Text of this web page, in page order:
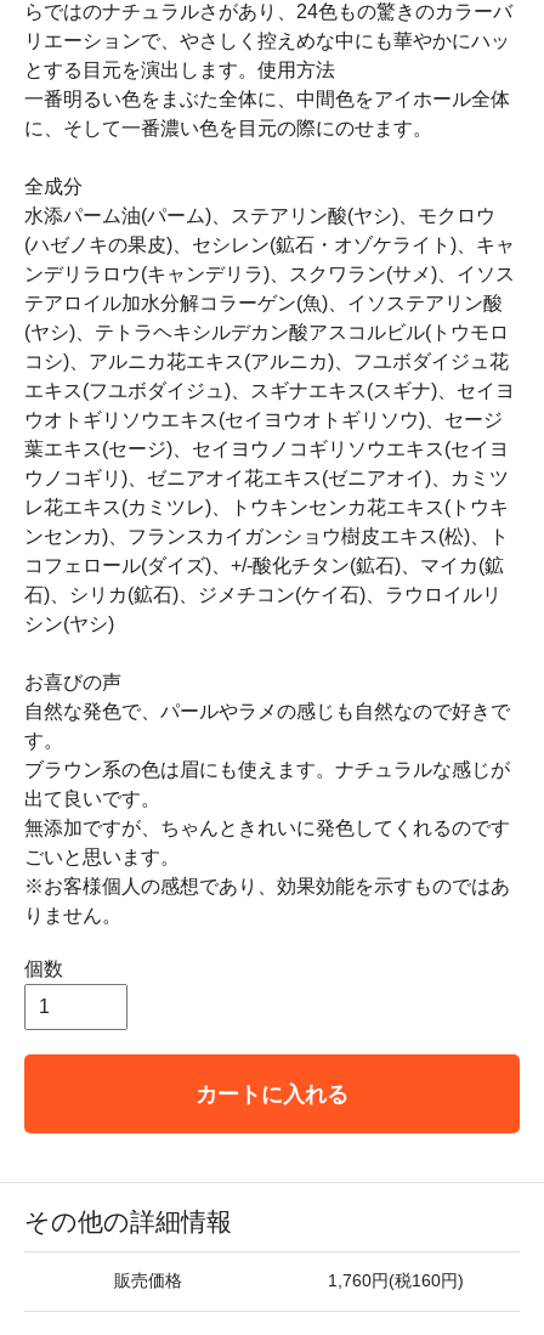
らではのナチュラルさがあり、24色もの驚きのカラーバ
リエーションで、やさしく控えめな中にも華やかにハッ
とする目元を演出します。使用方法
一番明るい色をまぶた全体に、中間色をアイホール全体
に、そして一番濃い色を目元の際にのせます。
全成分
水添パーム油(パーム)、ステアリン酸(ヤシ)、モクロウ
(ハゼノキの果皮)、セシレン(鉱石・オゾケライト)、キャ
ンデリラロウ(キャンデリラ)、スクワラン(サメ)、イソス
テアロイル加水分解コラーゲン(魚)、イソステアリン酸
(ヤシ)、テトラヘキシルデカン酸アスコルビル(トウモロ
コシ)、アルニカ花エキス(アルニカ)、フユボダイジュ花
エキス(フユボダイジュ)、スギナエキス(スギナ)、セイヨ
ウオトギリソウエキス(セイヨウオトギリソウ)、セージ
葉エキス(セージ)、セイヨウノコギリソウエキス(セイヨ
ウノコギリ)、ゼニアオイ花エキス(ゼニアオイ)、カミツ
レ花エキス(カミツレ)、トウキンセンカ花エキス(トウキ
ンセンカ)、フランスカイガンショウ樹皮エキス(松)、ト
コフェロール(ダイズ)、+/-酸化チタン(鉱石)、マイカ(鉱
石)、シリカ(鉱石)、ジメチコン(ケイ石)、ラウロイルリ
シン(ヤシ)
お喜びの声
自然な発色で、パールやラメの感じも自然なので好きで
す。
ブラウン系の色は眉にも使えます。ナチュラルな感じが
出て良いです。
無添加ですが、ちゃんときれいに発色してくれるのです
ごいと思います。
※お客様個人の感想であり、効果効能を示すものではあ
りません。
個数
カートに入れる
その他の詳細情報
販売価格 1,760円(税160円)